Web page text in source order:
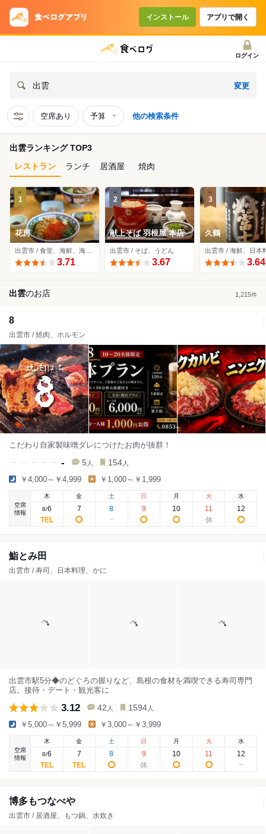
インストール アプリで開く
ログイン
出雲 変更
空席あり 予算 他の検索条件
出雲ランキング TOP3
レストラン
ランチ 居酒屋 焼肉
1
花房
3.71
2
献上そば 羽根屋 本店
出雲市 / そば、うどん
3.67
3
久鶴
出雲市 / 海鮮、日本
3.64
出雲のお店 1,215件
8
出雲市 / 焼肉、ホルモン
こだわり自家製味噌ダレにつけたお肉が抜群！
- 5 人 154 人
￥4,000～￥4,999 ￥1,000～￥1,999
空席
情報
木
8/6
金
7
土
8
日
9
月
10
火
11
水
12
鮨とみ田
出雲市 / 寿司、日本料理、かに
出雲市駅5分◆のどぐろの握りなど、島根の食材を満喫できる寿司専門
店。接待・デート・観光客に
3.12 42 人 1594 人
￥5,000～￥5,999 ￥3,000～￥3,999
空席
情報
木
8/6
金
7
土
8
日
9
月
10
火
11
水
12
博多もつなべや
出雲市 / 居酒屋、もつ鍋、水炊き